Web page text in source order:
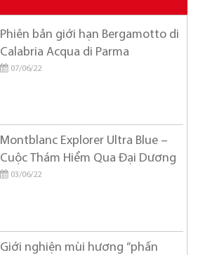
Phiên bản giới hạn Bergamotto di
Calabria Acqua di Parma
07/06/22
Montblanc Explorer Ultra Blue –
Cuộc Thám Hiểm Qua Đại Dương
03/06/22
Giới nghiện mùi hương “phấn